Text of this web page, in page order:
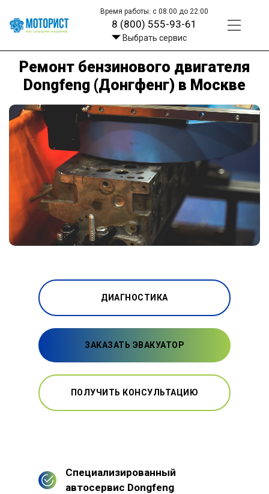
Время работы: с 08:00 до 22:00
8 (800) 555-93-61
Выбрать сервис
Ремонт бензинового двигателя
Dongfeng (Донгфенг) в Москве
ДИАГНОСТИКА
ЗАКАЗАТЬ ЭВАКУАТОР
ПОЛУЧИТЬ КОНСУЛЬТАЦИЮ
Специализированный
автосервис Dongfeng